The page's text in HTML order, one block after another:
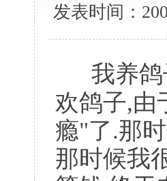
发表时间：
我养鸽
欢鸽子,由
瘾"了.那
那时候我